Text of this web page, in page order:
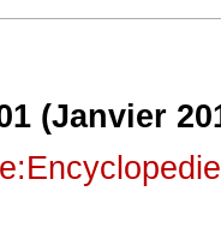
(Janvier